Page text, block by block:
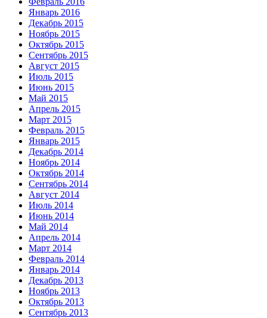
Январь 2016
Декабрь 2015
Ноябрь 2015
Октябрь 2015
Сентябрь 2015
Август 2015
Июль 2015
Июнь 2015
Май 2015
Апрель 2015
Март 2015
Февраль 2015
Январь 2015
Декабрь 2014
Ноябрь 2014
Октябрь 2014
Сентябрь 2014
Август 2014
Июль 2014
Июнь 2014
Май 2014
Апрель 2014
Март 2014
Февраль 2014
Январь 2014
Декабрь 2013
Ноябрь 2013
Октябрь 2013
Сентябрь 2013